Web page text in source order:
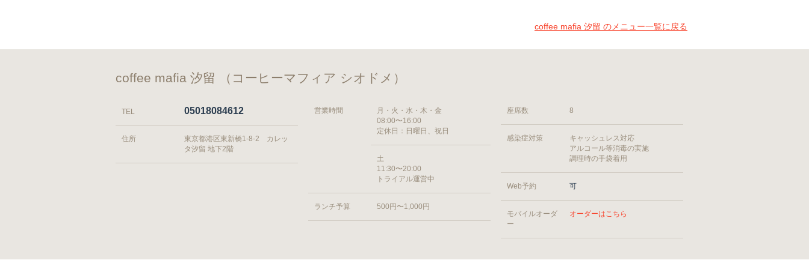
coffee mafia 汐留 のメニュー一覧に戻る
coffee mafia 汐留 （コーヒーマフィア シオドメ）
TEL 05018084612
住所
東京都港区東新橋1-8-2 カレッ
タ汐留 地下2階
営業時間
月・火・水・木・金
08:00〜16:00
定休日：日曜日、祝日
土
11:30〜20:00
トライアル運営中
ランチ予算 500円〜1,000円
座席数 8
感染症対策
キャッシュレス対応
アルコール等消毒の実施
調理時の手袋着用
Web予約 可
モバイルオーダ
ー
オーダーはこちら